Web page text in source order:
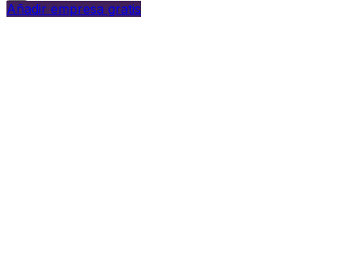
Añadir empresa gratis